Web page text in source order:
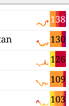
138
130
126
109
103